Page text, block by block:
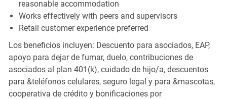
reasonable accommodation
Works effectively with peers and supervisors
Retail customer experience preferred
Los beneficios incluyen: Descuento para asociados, EAP,
apoyo para dejar de fumar, duelo, contribuciones de
asociados al plan 401(k), cuidado de hijo/a, descuentos
para &teléfonos celulares, seguro legal y para &mascotas,
cooperativa de crédito y bonificaciones por